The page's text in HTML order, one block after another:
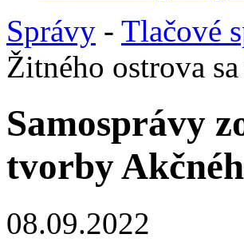
Správy - Tlačové
Žitného ostrova
Samosprávy
tvorby
08.09.2022